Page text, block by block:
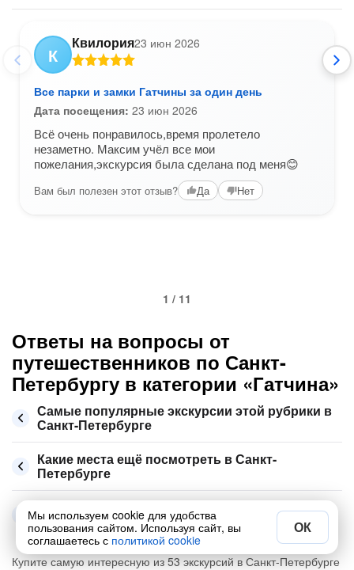
К
Квилория23 июн 2026
Все парки и замки Гатчины за один день
Дата посещения: 23 июн 2026
Всё очень понравилось,время пролетело
незаметно. Максим учёл все мои
пожелания,экскурсия была сделана под меня😊
Вам был полезен этот отзыв? Да Нет
1 / 11
Ответы на вопросы от
путешественников по Санкт-
Петербургу в категории «Гатчина»
Самые популярные экскурсии этой рубрики в
Санкт-Петербурге
Какие места ещё посмотреть в Санкт-
Петербурге
Сколько стоит экскурсия по Санкт-Петербургу
в августе 2026
Купите самую интересную из 53 экскурсий в Санкт-Петербурге
Мы используем cookie для удобства
пользования сайтом. Используя сайт, вы
соглашаетесь с политикой cookie
ОК